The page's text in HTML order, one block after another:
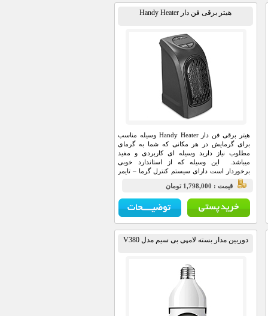
هیتر برقی فن دار Handy Heater
هیتر برقی فن دار Handy Heater وسیله مناسب
برای گرمایش در هر مکانی که شما به گرمای
مطلوب نیاز دارید وسیله ای کاربردی و مفید
میباشد. این وسیله که از استاندارد خوبی
برخوردار است دارای سیستم کنترل گرما – تایمر
و قابلیت کنترل سرعت را دارا می باشد .
قيمت : 1,798,000 تومان
دوربین مدار بسته لامپی بی سیم مدل V380